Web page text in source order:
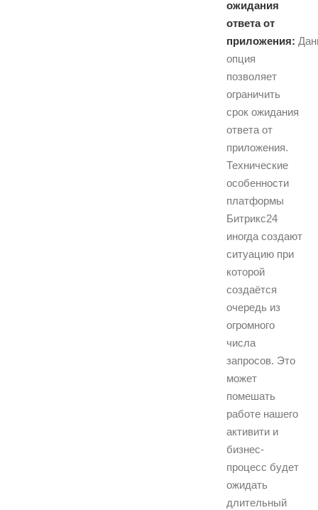
ожидания
ответа от
приложения:
опция
позволяет
ограничить
срок ожидания
ответа от
приложения.
Технические
особенности
платформы
Битрикс24
иногда создают
ситуацию при
которой
создаётся
очередь из
огромного
числа
запросов. Это
может
помешать
работе нашего
активити и
бизнес-
процесс будет
ожидать
длительный